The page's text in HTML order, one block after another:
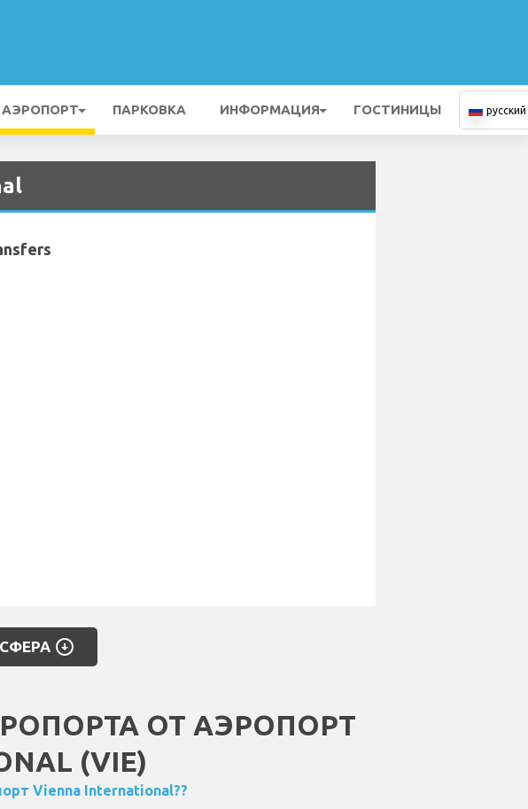
АЭРОПОРТ ПАРКОВКА ИНФОРМАЦИЯ ГОСТИНИЦЫ русский
arrow_circle_down
ОТ АЭРОПОРТ
(VIE)
Vienna International??